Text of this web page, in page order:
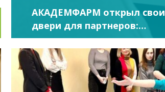
АКАДЕМФАРМ открыл свои
двери для партнеров:
состоялась экскурсия для
аптечной сети «Искамед»